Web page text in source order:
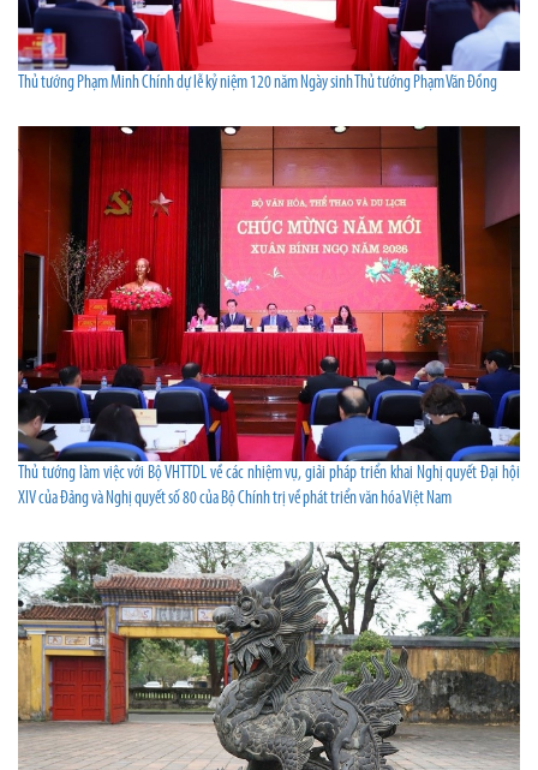
Thủ tướng Phạm Minh Chính dự lễ kỷ niệm 120 năm Ngày sinh Thủ tướng Phạm Văn Đồng
Thủ tướng làm việc với Bộ VHTTDL về các nhiệm vụ, giải pháp triển khai Nghị quyết Đại hội
XIV của Đảng và Nghị quyết số 80 của Bộ Chính trị về phát triển văn hóa Việt Nam